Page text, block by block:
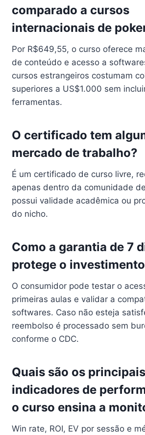
comparado a cursos
internacionais de
Por R$649,55, o curso oferece
de conteúdo e acesso a
cursos estrangeiros costumam
superiores a US$1.000 sem
ferramentas.
O certificado tem
mercado de trabalho?
É um certificado de curso livre,
apenas dentro da comunidade
possui validade acadêmica ou
do nicho.
Como a garantia de 7
protege o
O consumidor pode testar o
primeiras aulas e validar a
softwares. Caso não esteja
reembolso é processado sem
conforme o CDC.
Quais são os principais
indicadores de
o curso ensina a
Win rate, ROI, EV por sessão e